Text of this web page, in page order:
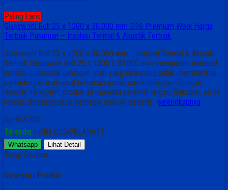
Paling Laris
Glasswool Roll 25 x 1200 x 30.000 mm D16 Premium Wool Harga
Terbaik Pasuruan – Insulasi Termal & Akustik Terbaik
Glasswool Roll 25 x 1200 x 30.000 mm – Insulasi Termal & Akustik
Terbaik Glasswool Roll 25 x 1200 x 30.000 mm merupakan material
insulasi berbentuk gulungan (roll) yang dirancang untuk memberikan
perlindungan maksimal terhadap panas dan kebisingan. Dengan
density 16 kg/m³, produk ini memiliki karakter ringan, fleksibel, serta
mudah dipasang pada berbagai aplikasi seperti… selengkapnya
Rp 465.000
Tersedia / GIM-GLSWBLANKET
Whatsapp Lihat Detail
Tutup Sidebar
Kategori Produk